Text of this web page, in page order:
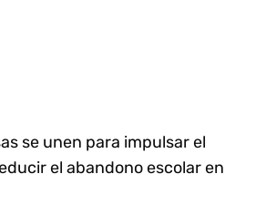
se unen para impulsar el
el abandono escolar en